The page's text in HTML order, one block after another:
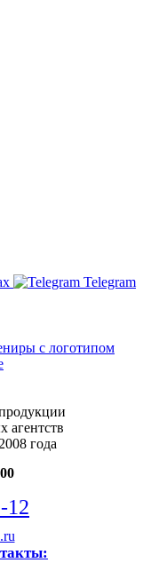
Telegram
агентств
года
12